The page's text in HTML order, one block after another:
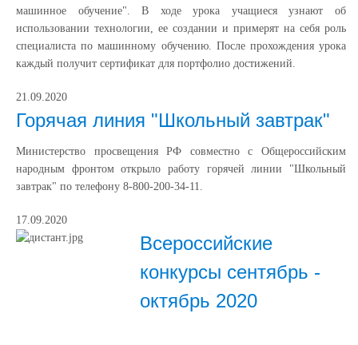
машинное обучение". В ходе урока учащиеся узнают об
использовании технологии, ее создании и примерят на себя роль
специалиста по машинному обучению. После прохождения урока
каждый получит сертификат для портфолио достижений.
21.09.2020
Горячая линия "Школьный завтрак"
Министерство просвещения РФ совместно с Общероссийским
народным фронтом открыло работу горячей линии "Школьный
завтрак" по телефону 8-800-200-34-11.
17.09.2020
Всероссийские
конкурсы сентябрь -
октябрь 2020